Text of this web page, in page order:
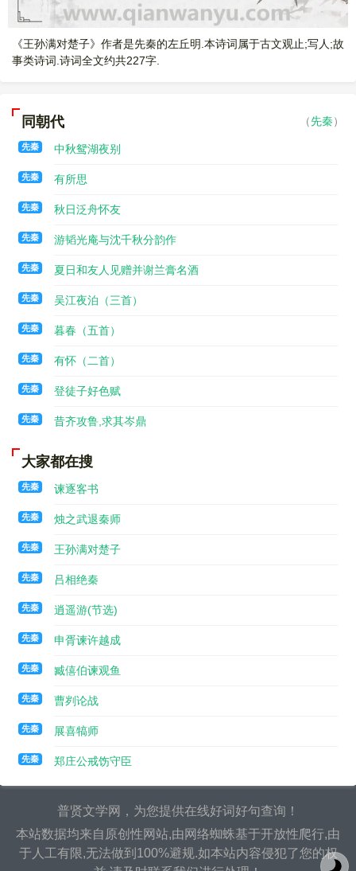
轻重。
王孙满回答说：“这决定于君主的德行而不在于鼎的本身。往昔
夏朝开始实行德政的时候，远方的人们把各种事物都绘制成
水泽中的妖怪，都不会遇上。因而能使上上下下的人们和睦
相处，以承受上天的保佑。夏桀德行败坏昏乱，九鼎迁移到
德行如果美好光明，鼎虽小，分量却很重；如果奸邪昏乱，
的日子。成王把九鼎固定在郏鄏，占卜的结果是传世三十
了，天命并没有改变。九鼎的轻重，是不能问的。”
楚庄王讨伐陆浑之戎，于是来到洛河，陈兵于周王室境内。周
定王派王孙满慰劳楚庄王。楚庄王问起了九鼎的大小和轻
刚拥立有德之君的时候，描绘远方各种奇异事物的图象，以
来。鼎上各种事物都已具备，使百姓懂得哪些是神，哪些是
不驯服的恶物。象山精水怪之类，就不会碰到。因此能使上
达六百年。商纣残暴，九鼎又迁到周朝。德行如果美好光
大，也轻得可以迁走。上天赐福有光明德行的人，是有个尽
头的。成王将九鼎固定安放在王城时，曾预卜周朝传国三十
代，享年七百载，这个期限是上天所决定的。周朝的德行虽
然衰退，天命还未更改。九鼎的轻重，是不可以询问的。”
王孙满：周大夫，周共王的玄孙。对：回答。楚子：楚庄王，公元
时，被秦晋诱迫，迁到伊川（今河南伊河流域），周景王二
洛水。发源于陕西，经河南流入黄河。观兵：检阅军队以显
示军威。疆：边境。
定王：襄王的孙子，名瑜，周朝第二十一位王，公元前606年至前
重，反映他对王权的觊觎。
图：画。 贡：把物品进献给天子。金：指青铜。九牧：即九州。
传说古代把天下分为九州，州的长官叫牧。贡金九牧，是“九
《王孙满对楚子》作者是先秦的左丘明.本诗词属于古文观止;写人;故
事类诗词.诗词全文约共227字.
同朝代 （先秦）
先秦 中秋鸳湖夜别
先秦 有所思
先秦 秋日泛舟怀友
先秦 游韬光庵与沈千秋分韵作
先秦 夏日和友人见赠并谢兰膏名酒
先秦 吴江夜泊（三首）
先秦 暮春（五首）
先秦 有怀（二首）
先秦 登徒子好色赋
先秦 昔齐攻鲁,求其岑鼎
大家都在搜
先秦 谏逐客书
先秦 烛之武退秦师
先秦 王孙满对楚子
先秦 吕相绝秦
先秦 逍遥游(节选)
先秦 申胥谏许越成
先秦 臧僖伯谏观鱼
先秦 曹刿论战
先秦 展喜犒师
先秦 郑庄公戒饬守臣
普贤文学网，为您提供在线好词好句查询！
本站数据均来自原创性网站,由网络蜘蛛基于开放性爬行,由
于人工有限,无法做到100%避规.如本站内容侵犯了您的权